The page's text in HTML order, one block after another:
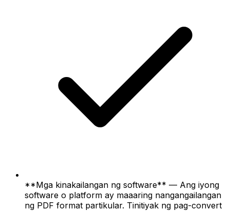
**Mga kinakailangan ng software** — Ang iyong
software o platform ay maaaring nangangailangan
ng PDF format partikular. Tinitiyak ng pag-convert